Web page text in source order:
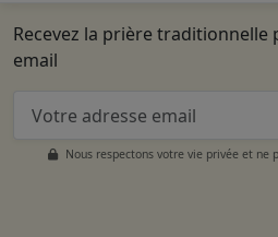
Recevez la prière traditionnelle
email
Nous respectons votre vie privée et ne